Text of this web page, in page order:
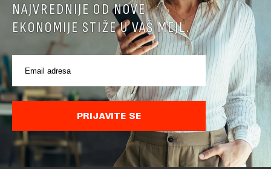
NAJVREDNIJE OD NOVE
EKONOMIJE STIŽE U VAŠ MEJL.
PRIJAVITE SE